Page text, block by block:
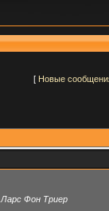
[ Новые
Ларс Фон Триер